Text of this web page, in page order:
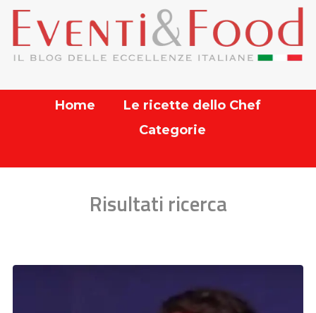
Home
Le ricette dello Chef
Categorie
Risultati ricerca